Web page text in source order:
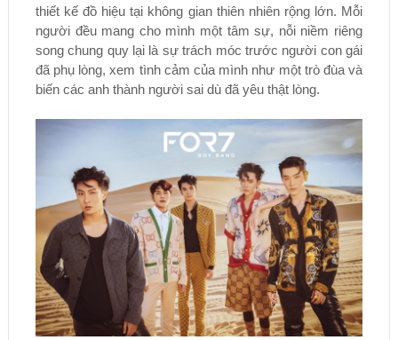
thiết kế đồ hiệu tại không gian thiên nhiên rộng lớn. Mỗi
người đều mang cho mình một tâm sự, nỗi niềm riêng
song chung quy lại là sự trách móc trước người con gái
đã phụ lòng, xem tình cảm của mình như một trò đùa và
biến các anh thành người sai dù đã yêu thật lòng.